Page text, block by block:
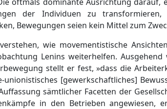
der Individuen zu
Bewegungen seien kein Mittel zum
wie movementistische
Lenins weiterhelfen.
stellt er fest, »dass die
[gewerkschaftliches]
sämtlicher Facetten der
in den Betrieben angewiesen,